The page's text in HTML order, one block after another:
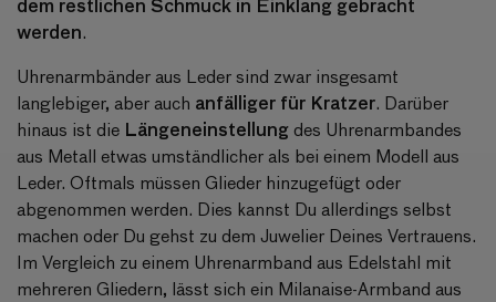
dem restlichen Schmuck in Einklang gebracht
werden.
Uhrenarmbänder aus Leder sind zwar insgesamt
langlebiger, aber auch anfälliger für Kratzer. Darüber
hinaus ist die Längeneinstellung des Uhrenarmbandes
aus Metall etwas umständlicher als bei einem Modell aus
Leder. Oftmals müssen Glieder hinzugefügt oder
abgenommen werden. Dies kannst Du allerdings selbst
machen oder Du gehst zu dem Juwelier Deines Vertrauens.
Im Vergleich zu einem Uhrenarmband aus Edelstahl mit
mehreren Gliedern, lässt sich ein Milanaise-Armband aus